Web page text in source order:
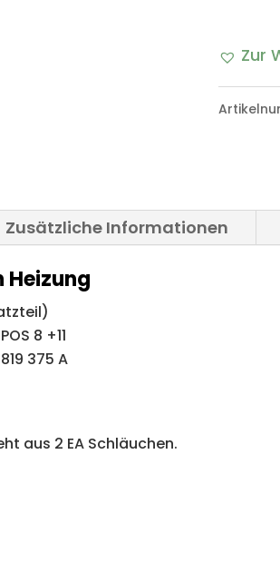
Zur
Zusätzliche Informationen
Heizung
8 +11
375 A
aus 2 EA Schläuchen.